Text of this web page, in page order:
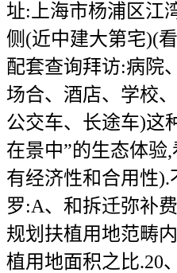
址:上海市杨浦区江
侧(近中建大第宅)(
配套查询拜访:病院
场合、酒店、学校
公交车、长途车)这
在景中”的生态体验
有经济性和合用性
罗:A、和拆迁弥补
规划扶植用地范畴
植用地面积之比.20